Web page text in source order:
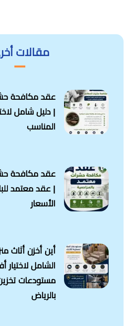
مقالات
عقد مكافحة
| دليل شامل
المناسب
عقد مكافحة
| عقد معتمد
الأسعار
أين أخزن أثاث
الشامل لاختيار
مستودعات
بالرياض